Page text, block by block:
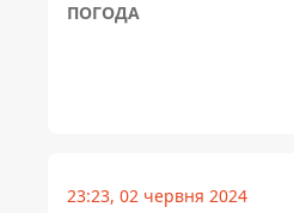
ПОГОДА
23:23, 02 червня 2024